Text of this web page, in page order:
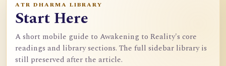
ATR DHARMA LIBRARY
Start Here
A short mobile guide to Awakening to Reality's core
readings and library sections. The full sidebar library is
still preserved after the article.